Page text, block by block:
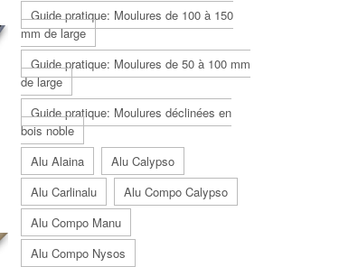
Guide pratique: Moulures de 100 à 150
mm de large
Guide pratique: Moulures de 50 à 100 mm
de large
Guide pratique: Moulures déclinées en
bois noble
Alu Alaina
Alu Calypso
Alu Carlinalu
Alu Compo Calypso
Alu Compo Manu
Alu Compo Nysos